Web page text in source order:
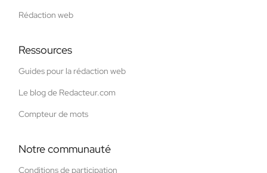
Rédaction web
Ressources
Guides pour la rédaction web
Le blog de Redacteur.com
Compteur de mots
Notre communauté
Conditions de participation